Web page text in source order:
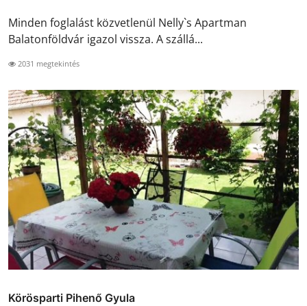
Minden foglalást közvetlenül Nelly`s Apartman
Balatonföldvár igazol vissza. A szállá...
2031 megtekintés
Körösparti Pihenő Gyula